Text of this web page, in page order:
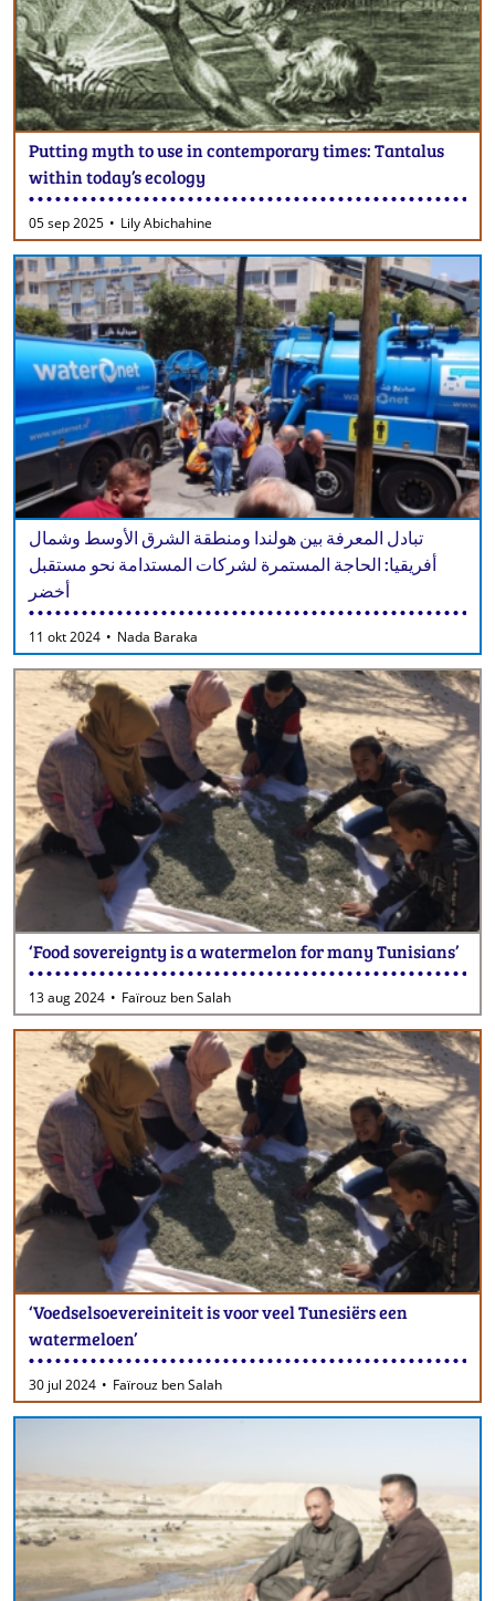
Putting myth to use in contemporary times: Tantalus
within today’s ecology
05 sep 2025 Lily Abichahine
تبادل المعرفة بين هولندا ومنطقة الشرق الأوسط وشمال
أفريقيا: الحاجة المستمرة لشركات المستدامة نحو مستقبل
أخضر
11 okt 2024 Nada Baraka
‘Food sovereignty is a watermelon for many Tunisians’
13 aug 2024 Faïrouz ben Salah
‘Voedselsoevereiniteit is voor veel Tunesiërs een
watermeloen’
30 jul 2024 Faïrouz ben Salah